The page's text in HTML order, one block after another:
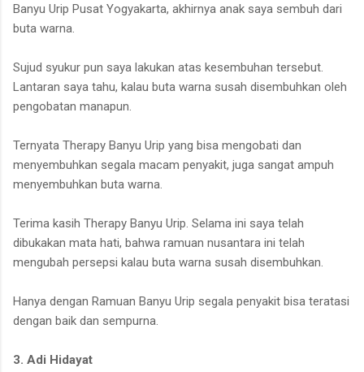
Banyu Urip Pusat Yogyakarta, akhirnya anak saya sembuh dari
buta warna.
Sujud syukur pun saya lakukan atas kesembuhan tersebut.
Lantaran saya tahu, kalau buta warna susah disembuhkan oleh
pengobatan manapun.
Ternyata Therapy Banyu Urip yang bisa mengobati dan
menyembuhkan segala macam penyakit, juga sangat ampuh
menyembuhkan buta warna.
Terima kasih Therapy Banyu Urip. Selama ini saya telah
dibukakan mata hati, bahwa ramuan nusantara ini telah
mengubah persepsi kalau buta warna susah disembuhkan.
Hanya dengan Ramuan Banyu Urip segala penyakit bisa teratasi
dengan baik dan sempurna.
3. Adi Hidayat